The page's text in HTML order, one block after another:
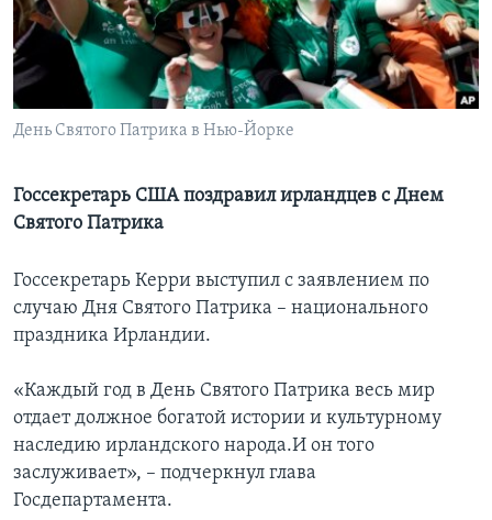
Learning English
СОЦИАЛЬНЫЕ СЕТИ
Языки
День Святого Патрика в Нью-Йорке
Госсекретарь США поздравил ирландцев с Днем
Святого Патрика
Госсекретарь Керри выступил с заявлением по
случаю Дня Святого Патрика – национального
праздника Ирландии.
«Каждый год в День Святого Патрика весь мир
отдает должное богатой истории и культурному
наследию ирландского народа.И он того
заслуживает», – подчеркнул глава
Госдепартамента.